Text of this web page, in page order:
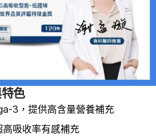
色
3，提供高含量營養補充
吸收率有感補充